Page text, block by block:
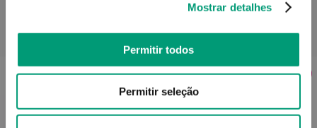
Mostrar detalhes
Permitir todos
Permitir seleção
PODERÁ TAMBÉM GOSTAR
VET VET